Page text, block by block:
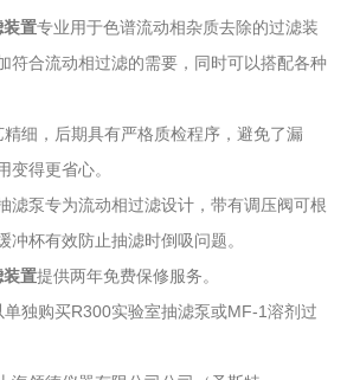
装置专业用于色谱流动相杂质去除的过滤装
符合流动相过滤的需要，同时可以搭配各种
细，后期具有严格质检程序，避免了漏
变得更省心。
滤泵专为流动相过滤设计，带有调压阀可根
冲杯有效防止抽滤时倒吸问题。
装置提供两年免费保修服务。
独购买R300实验室抽滤泵或MF-1溶剂过